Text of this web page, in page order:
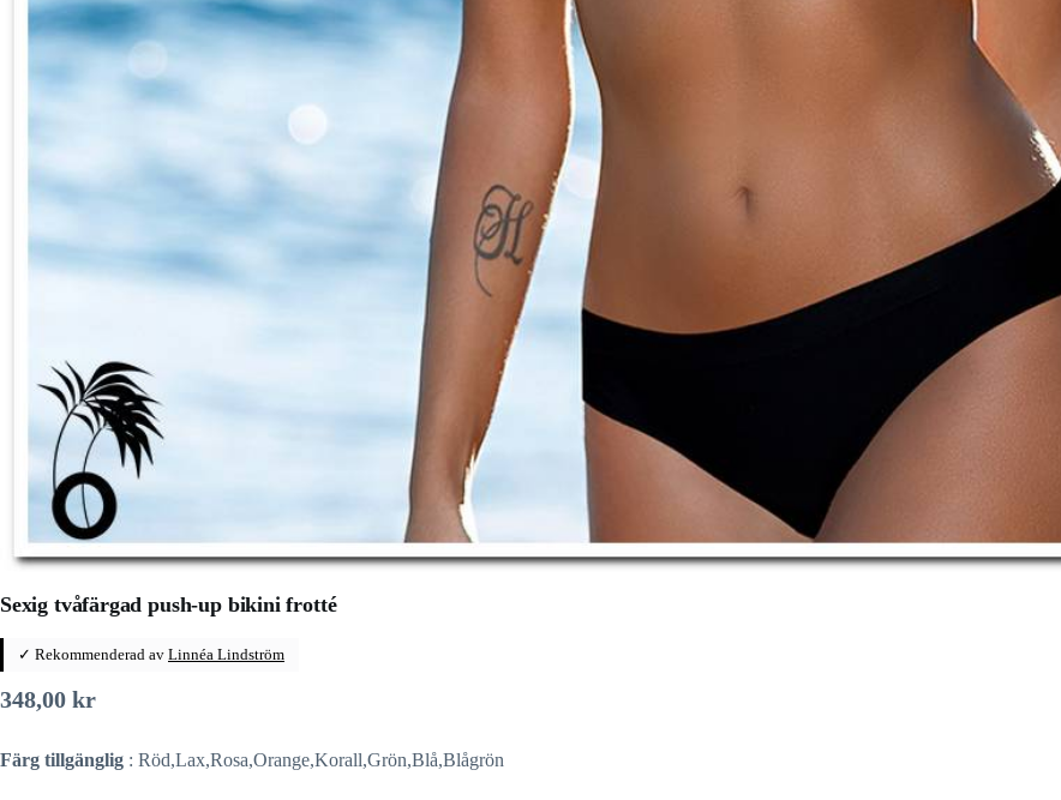
Sexig tvåfärgad push-up bikini frotté
✓ Rekommenderad av Linnéa Lindström
348,00 kr
Färg tillgänglig : Röd,Lax,Rosa,Orange,Korall,Grön,Blå,Blågrön